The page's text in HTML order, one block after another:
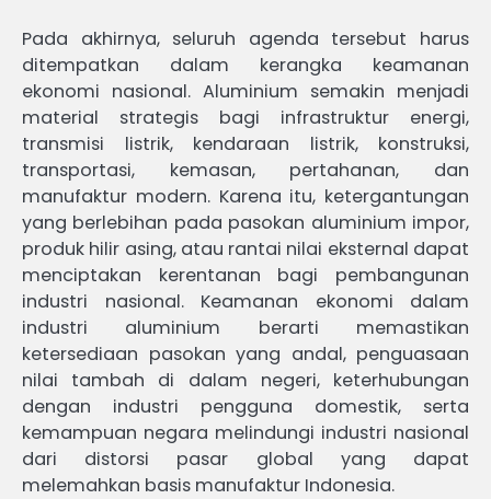
Pada akhirnya, seluruh agenda tersebut harus
ditempatkan dalam kerangka keamanan
ekonomi nasional. Aluminium semakin menjadi
material strategis bagi infrastruktur energi,
transmisi listrik, kendaraan listrik, konstruksi,
transportasi, kemasan, pertahanan, dan
manufaktur modern. Karena itu, ketergantungan
yang berlebihan pada pasokan aluminium impor,
produk hilir asing, atau rantai nilai eksternal dapat
menciptakan kerentanan bagi pembangunan
industri nasional. Keamanan ekonomi dalam
industri aluminium berarti memastikan
ketersediaan pasokan yang andal, penguasaan
nilai tambah di dalam negeri, keterhubungan
dengan industri pengguna domestik, serta
kemampuan negara melindungi industri nasional
dari distorsi pasar global yang dapat
melemahkan basis manufaktur Indonesia.